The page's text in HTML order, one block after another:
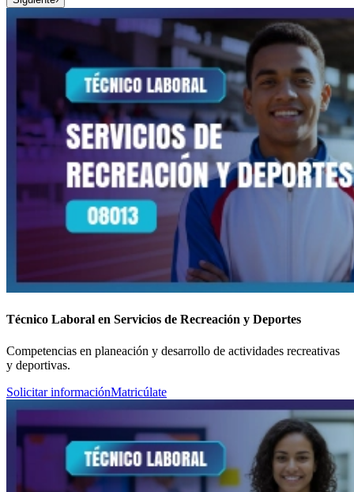
Técnico Laboral en Servicios de Recreación y Deportes
Competencias en planeación y desarrollo de actividades recreativas
y deportivas.
Solicitar informaciónMatricúlate